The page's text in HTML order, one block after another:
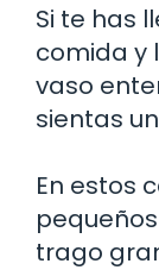
Si te has
comida y
vaso
sientas
En estos
trago